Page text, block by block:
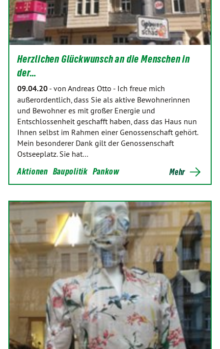
Herzlichen Glückwunsch an die Menschen in
der…
09.04.20 - von Andreas Otto - Ich freue mich
außerordentlich, dass Sie als aktive Bewohnerinnen
und Bewohner es mit großer Energie und
Entschlossenheit geschafft haben, dass das Haus nun
Ihnen selbst im Rahmen einer Genossenschaft gehört.
Mein besonderer Dank gilt der Genossenschaft
Ostseeplatz. Sie hat…
Aktionen Baupolitik Pankow Mehr